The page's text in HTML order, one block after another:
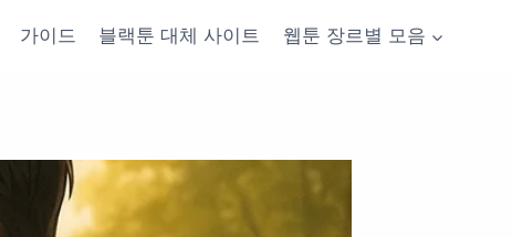
가이드 블랙툰 대체 사이트 웹툰 장르별 모음